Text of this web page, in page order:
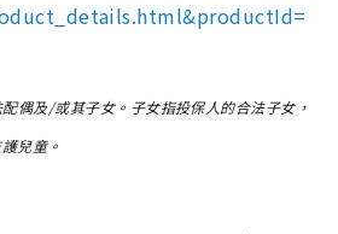
偶及/或其子女。子女指投保人的合法子女，
兒童。